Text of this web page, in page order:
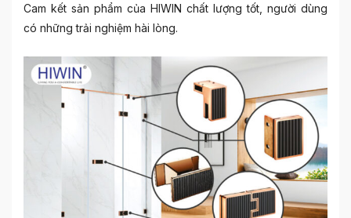
Cam kết sản phẩm của HIWIN chất lượng tốt, người dùng
có những trải nghiệm hài lòng.